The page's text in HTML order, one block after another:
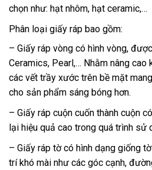
chọn như: hạt nhôm, hạt ceramic,…
Phân loại giấy ráp bao gồm:
– Giấy ráp vòng có hình vòng,
Ceramics, Pearl,… Nhằm nâng cao
các vết trầy xước trên bề mặt
cho sản phẩm sáng bóng hơn.
– Giấy ráp cuộn cuốn thành cuộn
lại hiệu quả cao trong quá trình sử
– Giấy ráp tờ có hình dạng giống
trí khó mài như các góc cạnh,